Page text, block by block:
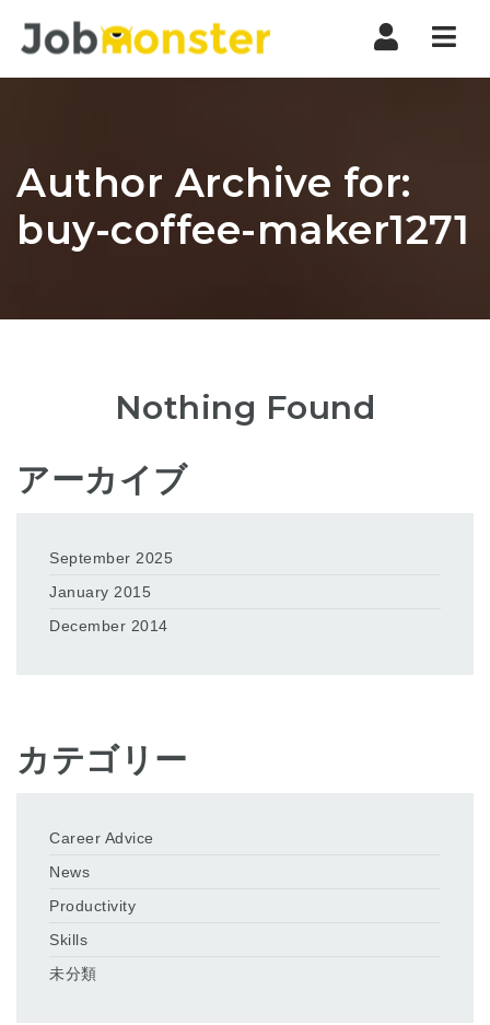
Author Archive for:
buy-coffee-maker1271
Nothing Found
アーカイブ
September 2025
January 2015
December 2014
カテゴリー
Career Advice
News
Productivity
Skills
未分類